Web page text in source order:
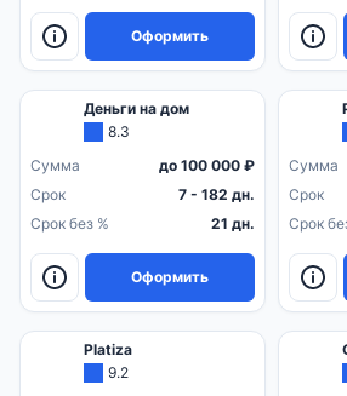
Оформить
Деньги на дом
8.3
Сумма
до 100 000 ₽
Срок
7 - 182 дн.
Срок без %
21 дн.
Оформить
Сумма
Срок
Срок
Platiza
9.2